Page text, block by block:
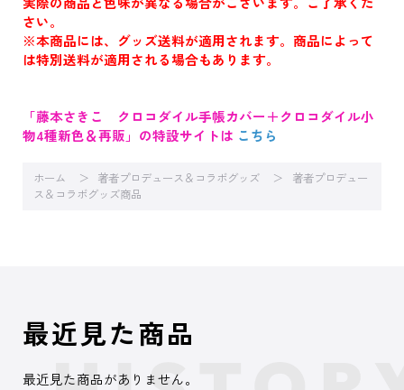
さい。
※本商品には、グッズ送料が適用されます。商品によって
は特別送料が適用される場合もあります。
「藤本さきこ クロコダイル手帳カバー＋クロコダイル小
物4種新色＆再販」の特設サイトは こちら
ホーム 著者プロデュース＆コラボグッズ
著者プロデュー
ス＆コラボグッズ商品
最近見た商品
最近見た商品がありません。